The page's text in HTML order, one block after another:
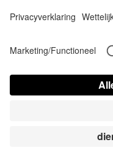
de app, maar
Probeer je Satisfyer
Bluetooth-
opnieuw verbinding